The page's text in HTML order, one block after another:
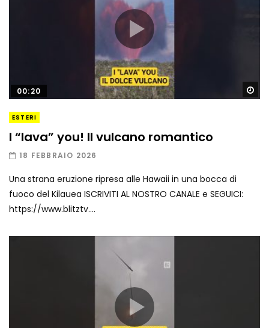
00:20
ESTERI
I “lava” you! Il vulcano romantico
18 FEBBRAIO 2026
Una strana eruzione ripresa alle Hawaii in una bocca di
fuoco del Kilauea ISCRIVITI AL NOSTRO CANALE e SEGUICI:
https://www.blitztv....